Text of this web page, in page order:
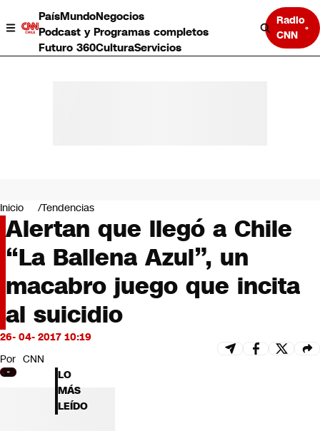
PaísMundoNegocios
Podcast y Programas completos
Futuro 360CulturaServicios
Radio
CNN
Negocios
Deportes
Programas completos
Cultura
Servicios
Bits
CNN tiempo
Futuro 360
Inicio Tendencias
Alertan que llegó a Chile
“La Ballena Azul”, un
macabro juego que incita
al suicidio
26- 04- 2017 10:19
Por CNN
LO
MÁS
LEÍDO